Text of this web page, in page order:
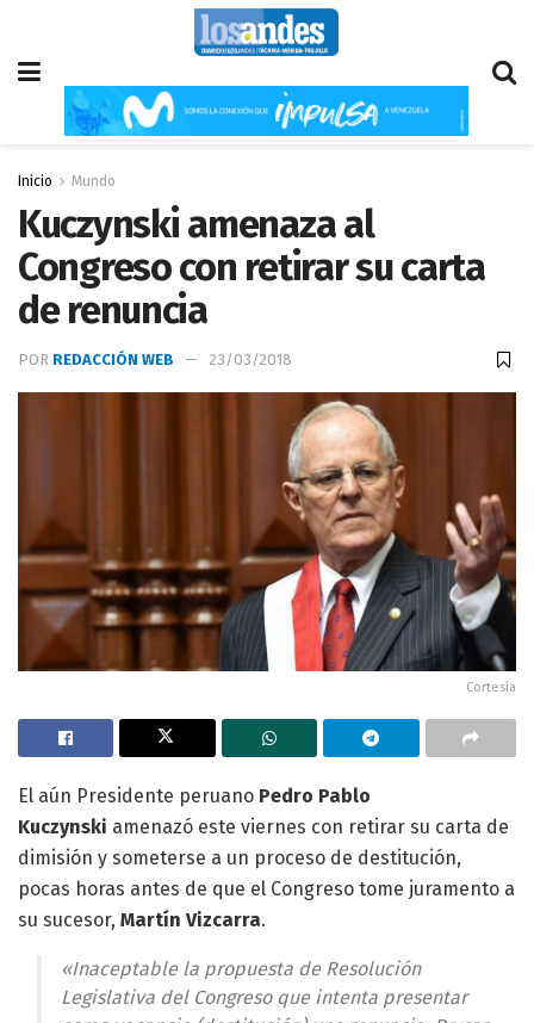
Inicio Mundo
Kuczynski amenaza al
Congreso con retirar su carta
de renuncia
POR REDACCIÓN WEB 23/03/2018
Cortesía
El aún Presidente peruano Pedro Pablo
Kuczynski amenazó este viernes con retirar su carta de
dimisión y someterse a un proceso de destitución,
pocas horas antes de que el Congreso tome juramento a
su sucesor, Martín Vizcarra.
«Inaceptable la propuesta de Resolución
Legislativa del Congreso que intenta presentar